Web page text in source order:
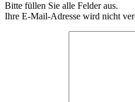
Bitte füllen Sie alle Felder aus.
Ihre E-Mail-Adresse wird nicht